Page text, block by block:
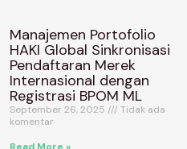
Manajemen Portofolio
HAKI Global Sinkronisasi
Pendaftaran Merek
Internasional dengan
Registrasi BPOM ML
September 26, 2025
Tidak ada
komentar